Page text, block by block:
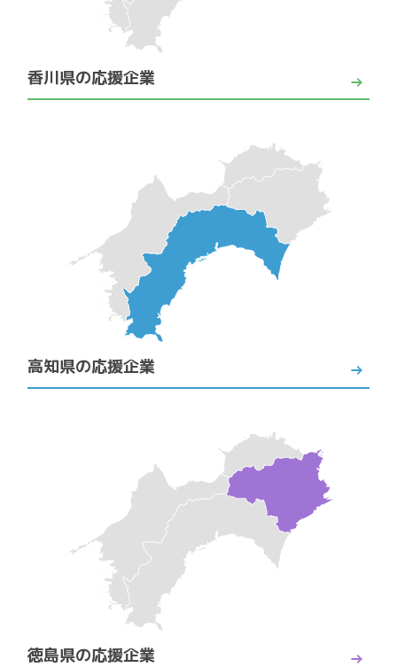
香川県の応援企業
高知県の応援企業
徳島県の応援企業